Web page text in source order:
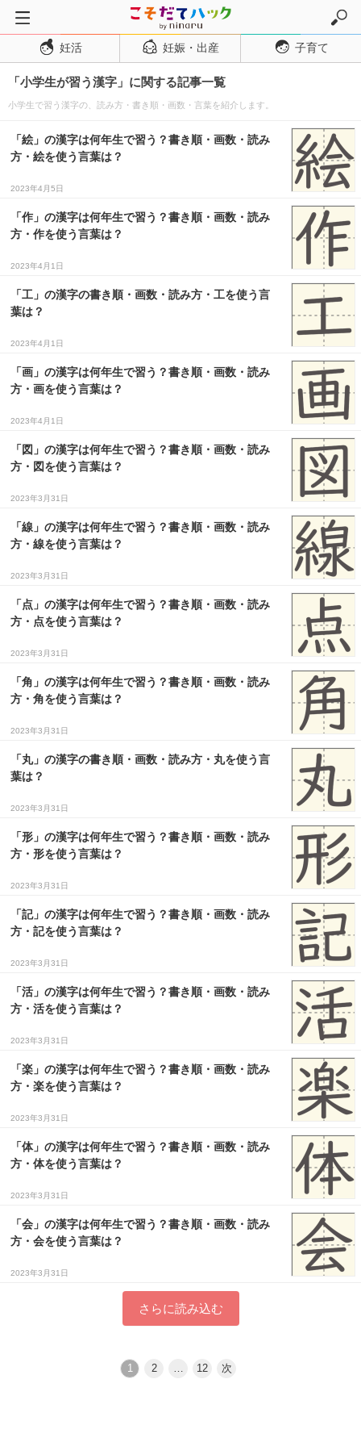
トップページ
妊活
妊娠・出産
妊娠超初期
妊娠初期
妊娠中期
妊娠後期
０歳児
３〜６歳児
妊活 妊娠・出産 子育て
「小学生が習う漢字」に関する記事一覧
小学生で習う漢字の、読み方・書き順・画数・言葉を紹介します。
「絵」の漢字は何年生で習う？書き順・画数・読み
方・絵を使う言葉は？
2023年4月5日
「作」の漢字は何年生で習う？書き順・画数・読み
方・作を使う言葉は？
2023年4月1日
「工」の漢字の書き順・画数・読み方・工を使う言
葉は？
2023年4月1日
「画」の漢字は何年生で習う？書き順・画数・読み
方・画を使う言葉は？
2023年4月1日
「図」の漢字は何年生で習う？書き順・画数・読み
方・図を使う言葉は？
2023年3月31日
「線」の漢字は何年生で習う？書き順・画数・読み
方・線を使う言葉は？
2023年3月31日
「点」の漢字は何年生で習う？書き順・画数・読み
方・点を使う言葉は？
2023年3月31日
「角」の漢字は何年生で習う？書き順・画数・読み
方・角を使う言葉は？
2023年3月31日
「丸」の漢字の書き順・画数・読み方・丸を使う言
葉は？
2023年3月31日
「形」の漢字は何年生で習う？書き順・画数・読み
方・形を使う言葉は？
2023年3月31日
「記」の漢字は何年生で習う？書き順・画数・読み
方・記を使う言葉は？
2023年3月31日
「活」の漢字は何年生で習う？書き順・画数・読み
方・活を使う言葉は？
2023年3月31日
「楽」の漢字は何年生で習う？書き順・画数・読み
方・楽を使う言葉は？
2023年3月31日
「体」の漢字は何年生で習う？書き順・画数・読み
方・体を使う言葉は？
2023年3月31日
「会」の漢字は何年生で習う？書き順・画数・読み
方・会を使う言葉は？
2023年3月31日
さらに読み込む
1 2 … 12 次